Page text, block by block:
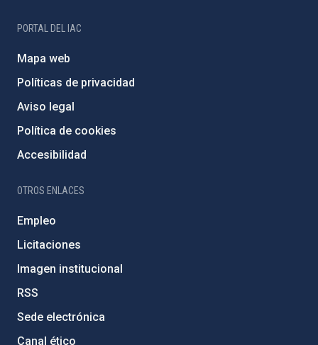
PORTAL DEL IAC
Mapa web
Políticas de privacidad
Aviso legal
Política de cookies
Accesibilidad
OTROS ENLACES
Empleo
Licitaciones
Imagen institucional
RSS
Sede electrónica
Canal ético